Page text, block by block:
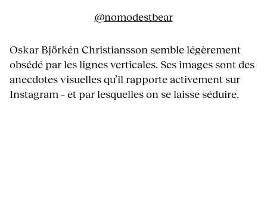
@nomodestbear
Oskar Björkén Christiansson semble légèrement
obsédé par les lignes verticales. Ses images sont des
anecdotes visuelles qu’il rapporte activement sur
Instagram – et par lesquelles on se laisse séduire.